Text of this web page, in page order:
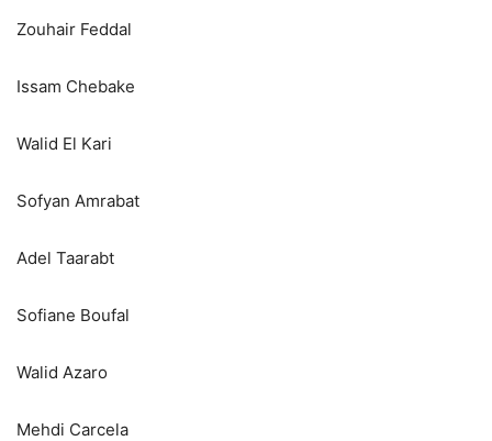
Zouhair Feddal
Issam Chebake
Walid El Kari
Sofyan Amrabat
Adel Taarabt
Sofiane Boufal
Walid Azaro
Mehdi Carcela